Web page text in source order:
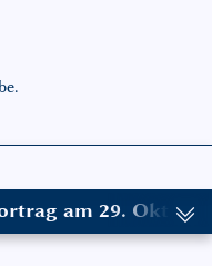
am 29.
in